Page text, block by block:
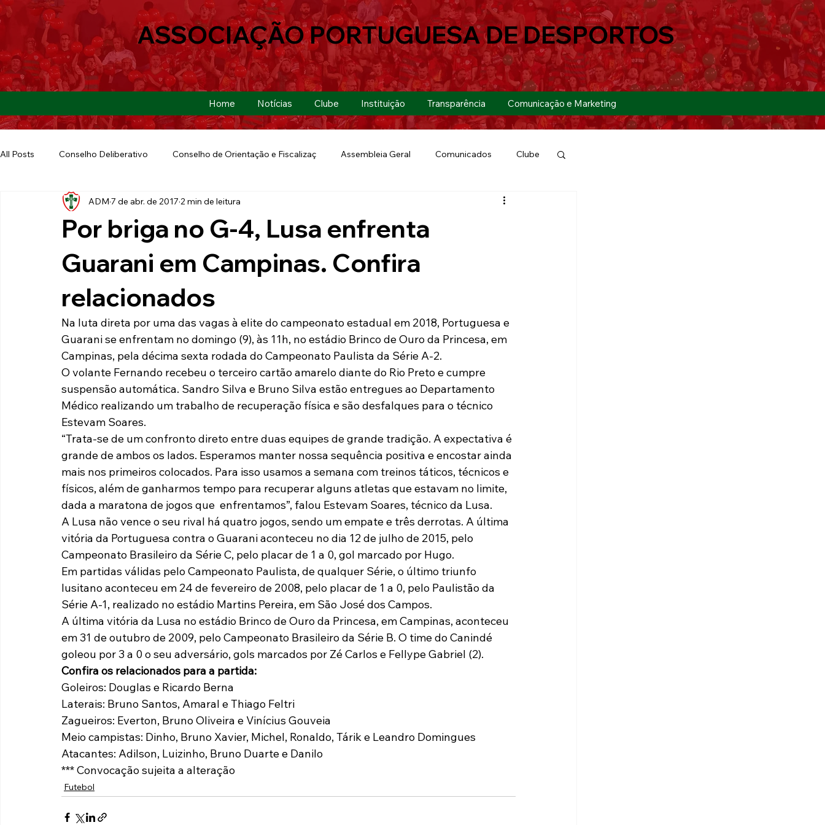
Home Notícias Clube Instituição Transparência Comunicação e Marketing
ASSOCIAÇÃO PORTUGUESA DE DESPORTOS
All Posts Conselho Deliberativo Conselho de Orientação e Fiscalizaç Assembleia Geral Comunicados Clube
Ação Social Futebol Americano Copa São Paulo
Futebol de Quintal Lusa Run 2019
Paulista A2 2019 Portuguesas pelo Brasil
Tabelas Recuperação Judicial
Por briga no G-4, Lusa enfrenta
Guarani em Campinas. Confira
relacionados
ADM 7 de abr. de 2017 2 min de leitura
Na luta direta por uma das vagas à elite do campeonato estadual em 2018, Portuguesa e
Guarani se enfrentam no domingo (9), às 11h, no estádio Brinco de Ouro da Princesa, em
Campinas, pela décima sexta rodada do Campeonato Paulista da Série A-2.
O volante Fernando recebeu o terceiro cartão amarelo diante do Rio Preto e cumpre
suspensão automática. Sandro Silva e Bruno Silva estão entregues ao Departamento
Médico realizando um trabalho de recuperação física e são desfalques para o técnico
Estevam Soares.
“Trata-se de um confronto direto entre duas equipes de grande tradição. A expectativa é
grande de ambos os lados. Esperamos manter nossa sequência positiva e encostar ainda
mais nos primeiros colocados. Para isso usamos a semana com treinos táticos, técnicos e
físicos, além de ganharmos tempo para recuperar alguns atletas que estavam no limite,
dada a maratona de jogos que  enfrentamos”, falou Estevam Soares, técnico da Lusa.
A Lusa não vence o seu rival há quatro jogos, sendo um empate e três derrotas. A última
vitória da Portuguesa contra o Guarani aconteceu no dia 12 de julho de 2015, pelo
Campeonato Brasileiro da Série C, pelo placar de 1 a 0, gol marcado por Hugo.
Em partidas válidas pelo Campeonato Paulista, de qualquer Série, o último triunfo
lusitano aconteceu em 24 de fevereiro de 2008, pelo placar de 1 a 0, pelo Paulistão da
Série A-1, realizado no estádio Martins Pereira, em São José dos Campos.
A última vitória da Lusa no estádio Brinco de Ouro da Princesa, em Campinas, aconteceu
em 31 de outubro de 2009, pelo Campeonato Brasileiro da Série B. O time do Canindé
goleou por 3 a 0 o seu adversário, gols marcados por Zé Carlos e Fellype Gabriel (2).
Confira os relacionados para a partida:
Goleiros: Douglas e Ricardo Berna
Laterais: Bruno Santos, Amaral e Thiago Feltri
Zagueiros: Everton, Bruno Oliveira e Vinícius Gouveia
Meio campistas: Dinho, Bruno Xavier, Michel, Ronaldo, Tárik e Leandro Domingues
Atacantes: Adilson, Luizinho, Bruno Duarte e Danilo
*** Convocação sujeita a alteração
Futebol